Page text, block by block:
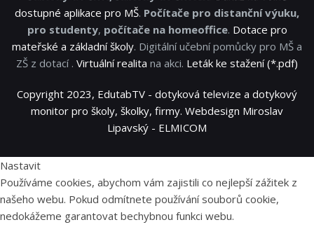
dostupné aplikace pro MŠ. Počítače pro distanční výuku,
pro studenty, počítače na homeoffice. Dotace pro
mateřské a základní školy. Digitální učební pomůcky pro MŠ a
ZŠ z dotací . Virtuální realita na akci. Leták ke stažení (*.pdf)
Copyright 2023, EdutabTV - dotyková televize a dotykový
monitor pro školy, školky, firmy. Webdesign Miroslav
Lipavský - ELMICOM
Nastavit
Používáme cookies, abychom vám zajistili co nejlepší zážitek z
našeho webu. Pokud odmítnete používání souborů cookie,
nedokážeme garantovat bechybnou funkci webu.